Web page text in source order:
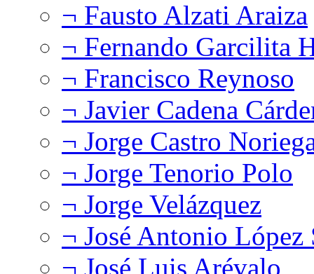
¬ Fausto Alzati Araiza
¬ Fernando Garcilita
¬ Francisco Reynoso
¬ Javier Cadena
¬ Jorge Castro
¬ Jorge Tenorio Polo
¬ Jorge Velázquez
¬ José Antonio López
¬ José Luis Arévalo